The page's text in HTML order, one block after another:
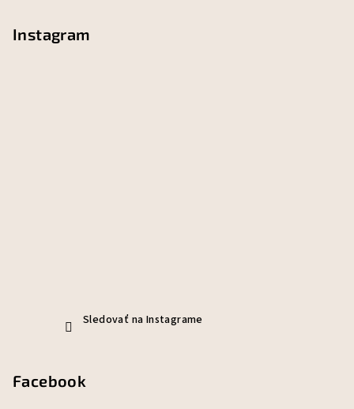
Instagram
Sledovať na Instagrame
Facebook